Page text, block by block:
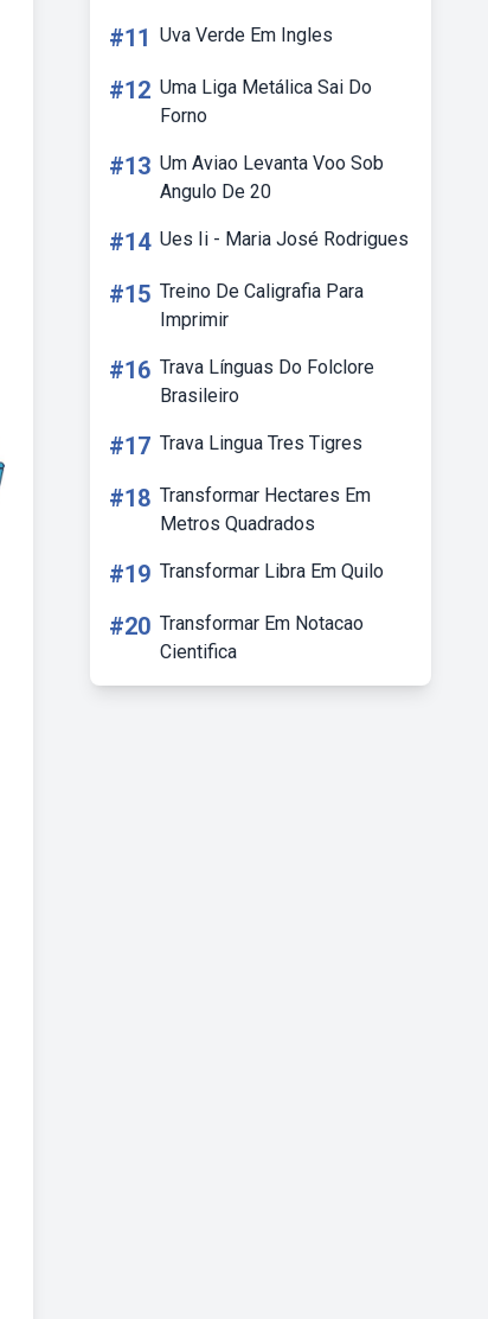
#11 Uva Verde Em Ingles
#12 Uma Liga Metálica Sai Do
Forno
#13 Um Aviao Levanta Voo Sob
Angulo De 20
#14 Ues Ii - Maria José Rodrigues
#15 Treino De Caligrafia Para
Imprimir
#16 Trava Línguas Do Folclore
Brasileiro
#17 Trava Lingua Tres Tigres
#18 Transformar Hectares Em
Metros Quadrados
#19 Transformar Libra Em Quilo
#20 Transformar Em Notacao
Cientifica